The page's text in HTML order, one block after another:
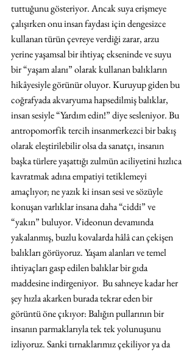
tuttuğunu gösteriyor. Ancak suya erişmeye
çalışırken onu insan faydası için dengesizce
kullanan türün çevreye verdiği zarar, arzu
yerine yaşamsal bir ihtiyaç ekseninde ve suyu
bir “yaşam alanı” olarak kullanan balıkların
hikâyesiyle görünür oluyor. Kuruyup giden bu
coğrafyada akvaryuma hapsedilmiş balıklar,
insan sesiyle “Yardım edin!” diye sesleniyor. Bu
antropomorfik tercih insanmerkezci bir bakış
olarak eleştirilebilir olsa da sanatçı, insanın
başka türlere yaşattığı zulmün aciliyetini hızlıca
kavratmak adına empatiyi tetiklemeyi
amaçlıyor; ne yazık ki insan sesi ve sözüyle
konuşan varlıklar insana daha “ciddi” ve
“yakın” buluyor. Videonun devamında
yakalanmış, buzlu kovalarda hâlâ can çekişen
balıkları görüyoruz. Yaşam alanları ve temel
ihtiyaçları gasp edilen balıklar bir gıda
maddesine indirgeniyor.  Bu sahneye kadar her
şey hızla akarken burada tekrar eden bir
görüntü öne çıkıyor: Balığın pullarının bir
insanın parmaklarıyla tek tek yolunuşunu
izliyoruz. Sanki tırnaklarımız çekiliyor ya da